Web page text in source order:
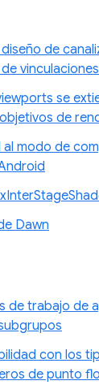
de
se
de
modo de
Dawn
de trabajo de
con los
de punto